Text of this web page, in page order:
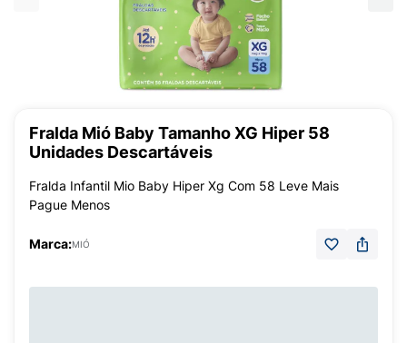
Fralda Mió Baby Tamanho XG Hiper 58
Unidades Descartáveis
Fralda Infantil Mio Baby Hiper Xg Com 58 Leve Mais
Pague Menos
Marca:MIÓ